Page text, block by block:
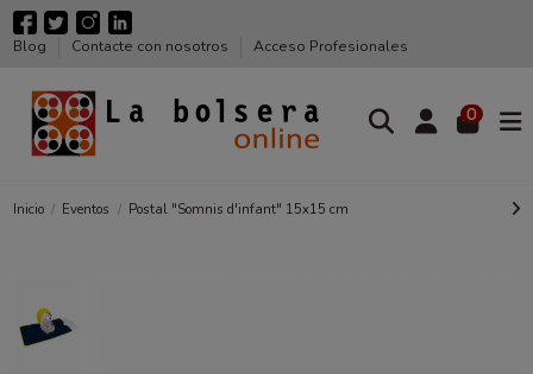
Blog Contacte con nosotros Acceso Profesionales
0
Inicio Eventos Postal "Somnis d'infant" 15x15 cm